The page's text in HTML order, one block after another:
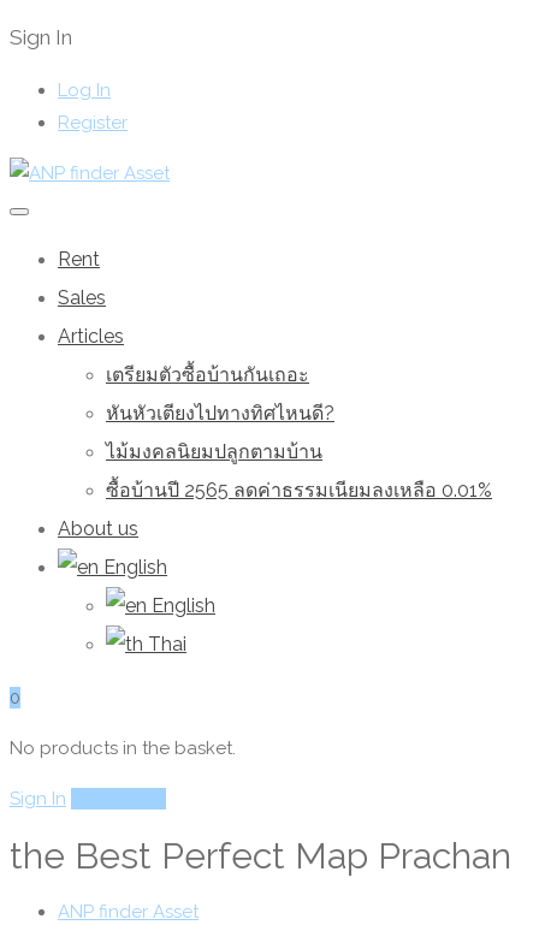
Sign In
Log In
Register
Rent
Sales
Articles
เตรียมตัวซื้อบ้านกันเถอะ
หันหัวเตียงไปทางทิศไหนดี?
ไม้มงคลนิยมปลูกตามบ้าน
ซื้อบ้านปี 2565 ลดค่าธรรมเนียมลงเหลือ 0.01%
About us
English
English
Thai
0
No products in the basket.
Sign In
the Best Perfect Map Prachan
ANP finder Asset